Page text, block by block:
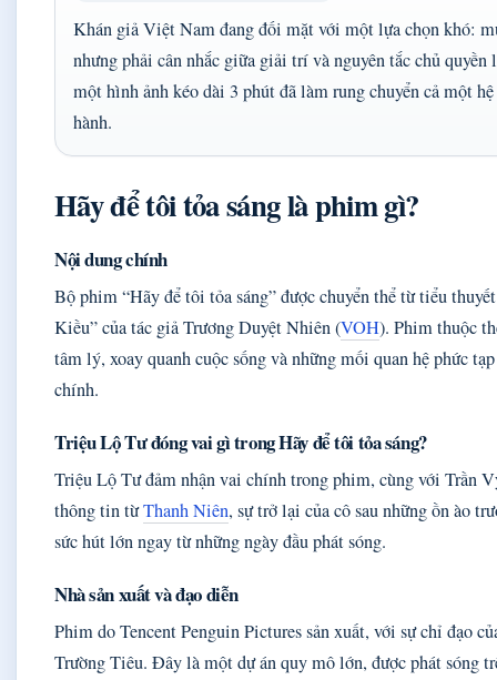
Khán giả Việt Nam đang đối mặt với một lựa chọn khó:
nhưng phải cân nhắc giữa giải trí và nguyên tắc chủ quyền
một hình ảnh kéo dài 3 phút đã làm rung chuyển cả một
hành.
Hãy để tôi tỏa sáng là phim gì?
Nội dung chính
Bộ phim “Hãy để tôi tỏa sáng” được chuyển thể từ tiểu
Kiều” của tác giả Trương Duyệt Nhiên (VOH). Phim thuộc
tâm lý, xoay quanh cuộc sống và những mối quan hệ phức
chính.
Triệu Lộ Tư đóng vai gì trong Hãy để tôi tỏa sáng?
Triệu Lộ Tư đảm nhận vai chính trong phim, cùng với Trần
thông tin từThanh Niên, sự trở lại của cô sau những ồn ào
sức hút lớn ngay từ những ngày đầu phát sóng.
Nhà sản xuất và đạo diễn
Phim do Tencent Penguin Pictures sản xuất, với sự chỉ đạo
Trường Tiêu. Đây là một dự án quy mô lớn, được phát sóng